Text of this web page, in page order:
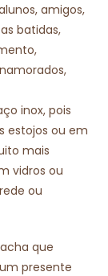
amigos,
batidas,
inox, pois
estojos ou em
mais
vidros ou
ou
que
presente